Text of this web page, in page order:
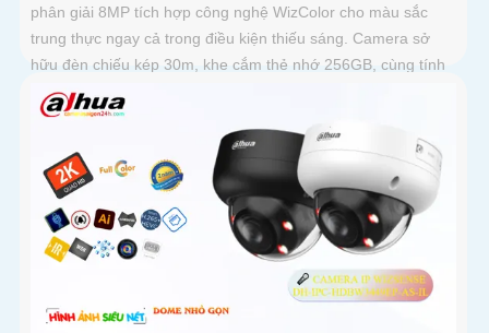
phân giải 8MP tích hợp công nghệ WizColor cho màu sắc
trung thực ngay cả trong điều kiện thiếu sáng. Camera sở
hữu đèn chiếu kép 30m, khe cắm thẻ nhớ 256GB, cùng tính
năng phát hiện thông minh và cảnh báo chủ động, giúp giám
sát hiệu quả và phản ứng kịp thời